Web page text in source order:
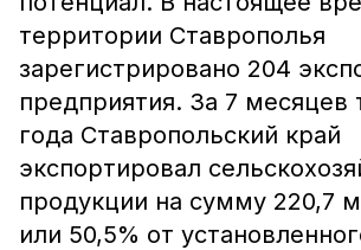
территории Ставрополья
зарегистрировано 204
предприятия. За 7 месяцев
года Ставропольский край
экспортировал
продукции на сумму 220,7
или 50,5% от